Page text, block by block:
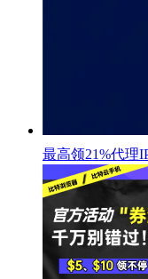
最高领21%代理